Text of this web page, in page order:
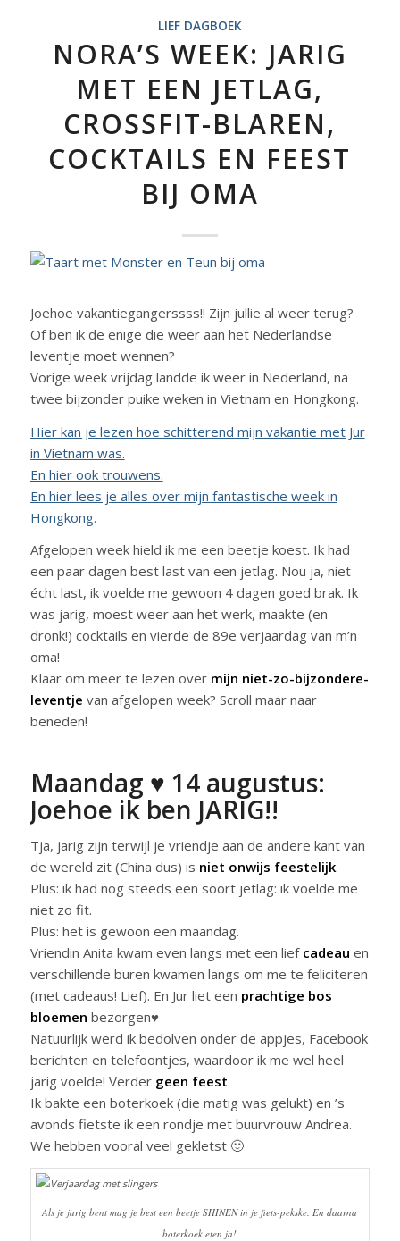
LIEF DAGBOEK
NORA’S WEEK: JARIG
MET EEN JETLAG,
CROSSFIT-BLAREN,
COCKTAILS EN FEEST
BIJ OMA
Joehoe vakantiegangerssss!! Zijn jullie al weer terug?
Of ben ik de enige die weer aan het Nederlandse
leventje moet wennen?
Vorige week vrijdag landde ik weer in Nederland, na
twee bijzonder puike weken in Vietnam en Hongkong.
Hier kan je lezen hoe schitterend mijn vakantie met Jur
in Vietnam was.
En hier ook trouwens.
En hier lees je alles over mijn fantastische week in
Hongkong.
Afgelopen week hield ik me een beetje koest. Ik had
een paar dagen best last van een jetlag. Nou ja, niet
écht last, ik voelde me gewoon 4 dagen goed brak. Ik
was jarig, moest weer aan het werk, maakte (en
dronk!) cocktails en vierde de 89e verjaardag van m’n
oma!
Klaar om meer te lezen over mijn niet-zo-bijzondere-
leventje van afgelopen week? Scroll maar naar
beneden!
Maandag ♥ 14 augustus:
Joehoe ik ben JARIG!!
Tja, jarig zijn terwijl je vriendje aan de andere kant van
de wereld zit (China dus) is niet onwijs feestelijk.
Plus: ik had nog steeds een soort jetlag: ik voelde me
niet zo fit.
Plus: het is gewoon een maandag.
Vriendin Anita kwam even langs met een lief cadeau en
verschillende buren kwamen langs om me te feliciteren
(met cadeaus! Lief). En Jur liet een prachtige bos
bloemen bezorgen♥
Natuurlijk werd ik bedolven onder de appjes, Facebook
berichten en telefoontjes, waardoor ik me wel heel
jarig voelde! Verder geen feest.
Ik bakte een boterkoek (die matig was gelukt) en ’s
avonds fietste ik een rondje met buurvrouw Andrea.
We hebben vooral veel gekletst 🙂
Als je jarig bent mag je best een beetje SHINEN in je fiets-pekske. En daarna
boterkoek eten ja!